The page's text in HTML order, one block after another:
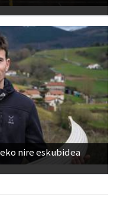
nire eskubidea